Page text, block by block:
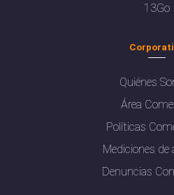
13Go
Quiénes
Área
Políticas
Mediciones de
Denuncias